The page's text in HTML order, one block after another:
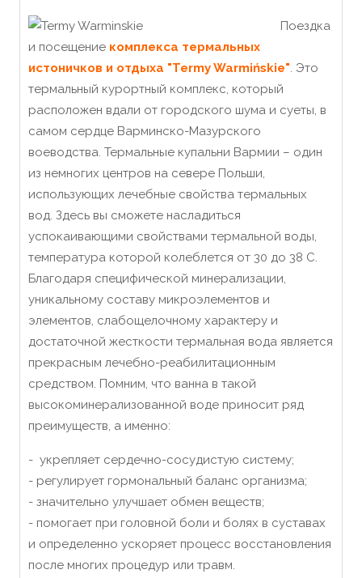
Поездка
и посещение комплекса термальных
истоничков и отдыха "Termy Warmińskie". Это
термальный курортный комплекс, который
расположен вдали от городского шума и суеты, в
самом сердце Варминско-Мазурского
воеводства. Термальные купальни Вармии – один
из немногих центров на севере Польши,
использующих лечебные свойства термальных
вод. Здесь вы сможете насладиться
успокаивающими свойствами термальной воды,
температура которой колеблется от 30 до 38 С.
Благодаря специфической минерализации,
уникальному составу микроэлементов и
элементов, слабощелочному характеру и
достаточной жесткости термальная вода является
прекрасным лечебно-реабилитационным
средством. Помним, что ванна в такой
высокоминерализованной воде приносит ряд
преимуществ, а именно:
- укрепляет сердечно-сосудистую систему;
- регулирует гормональный баланс организма;
- значительно улучшает обмен веществ;
- помогает при головной боли и болях в суставах
и определенно ускоряет процесс восстановления
после многих процедур или травм.